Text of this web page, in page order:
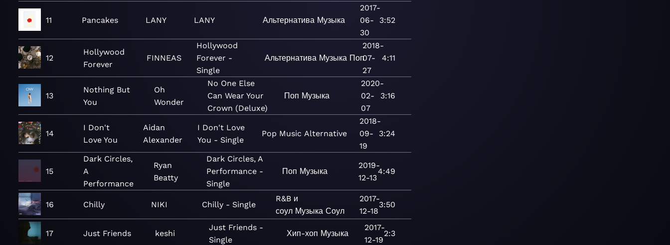
11 Pancakes LANY LANY Альтернатива Музыка
2017-
06-
30
3:52
12
Hollywood
Forever
FINNEAS
Hollywood
Forever -
Single
Альтернатива Музыка Поп
2018-
07-
27
4:11
13
Nothing But
You
Oh
Wonder
No One Else
Can Wear Your
Crown (Deluxe)
Поп Музыка
2020-
02-
07
3:16
14
I Don't
Love You
Aidan
Alexander
I Don't Love
You - Single
Pop Music Alternative
2018-
09-
19
3:24
15
Dark Circles,
A
Performance
Ryan
Beatty
Dark Circles, A
Performance -
Single
Поп Музыка
2019-
12-13
4:49
16 Chilly NIKI Chilly - Single
R&B и
соул Музыка Соул
2017-
12-18
3:50
17 Just Friends keshi
Just Friends -
Single
Хип-хоп Музыка
2017-
12-19
2:3